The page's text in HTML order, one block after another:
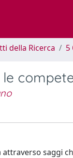
della Ricerca 5
saggi